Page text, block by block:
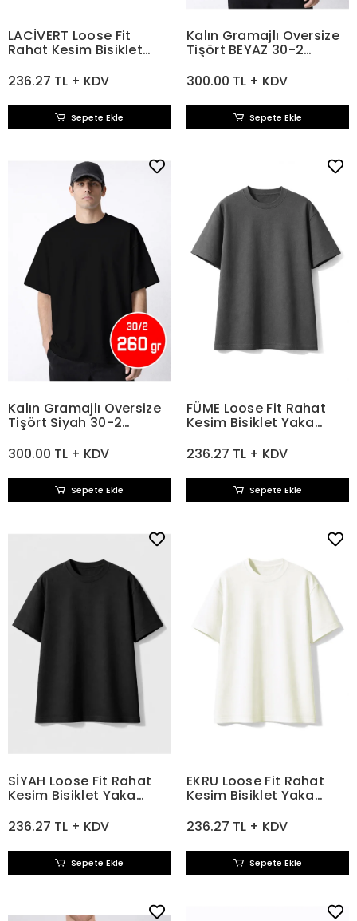
LACİVERT Loose Fit
Rahat Kesim Bisiklet
236.27 TL + KDV
Sepete Ekle
Kalın Gramajlı Oversize
Tişört BEYAZ 30-2
Compact Penye 260 gr
300.00 TL + KDV
Sepete Ekle
Kalın Gramajlı Oversize
Tişört Siyah 30-2
300.00 TL + KDV
Sepete Ekle
FÜME Loose Fit Rahat
Kesim Bisiklet Yaka
236.27 TL + KDV
Sepete Ekle
SİYAH Loose Fit Rahat
Kesim Bisiklet Yaka
236.27 TL + KDV
Sepete Ekle
EKRU Loose Fit Rahat
Kesim Bisiklet Yaka
236.27 TL + KDV
Sepete Ekle